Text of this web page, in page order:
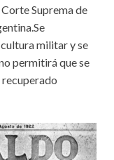
Suprema de
militar y se
permitirá que se